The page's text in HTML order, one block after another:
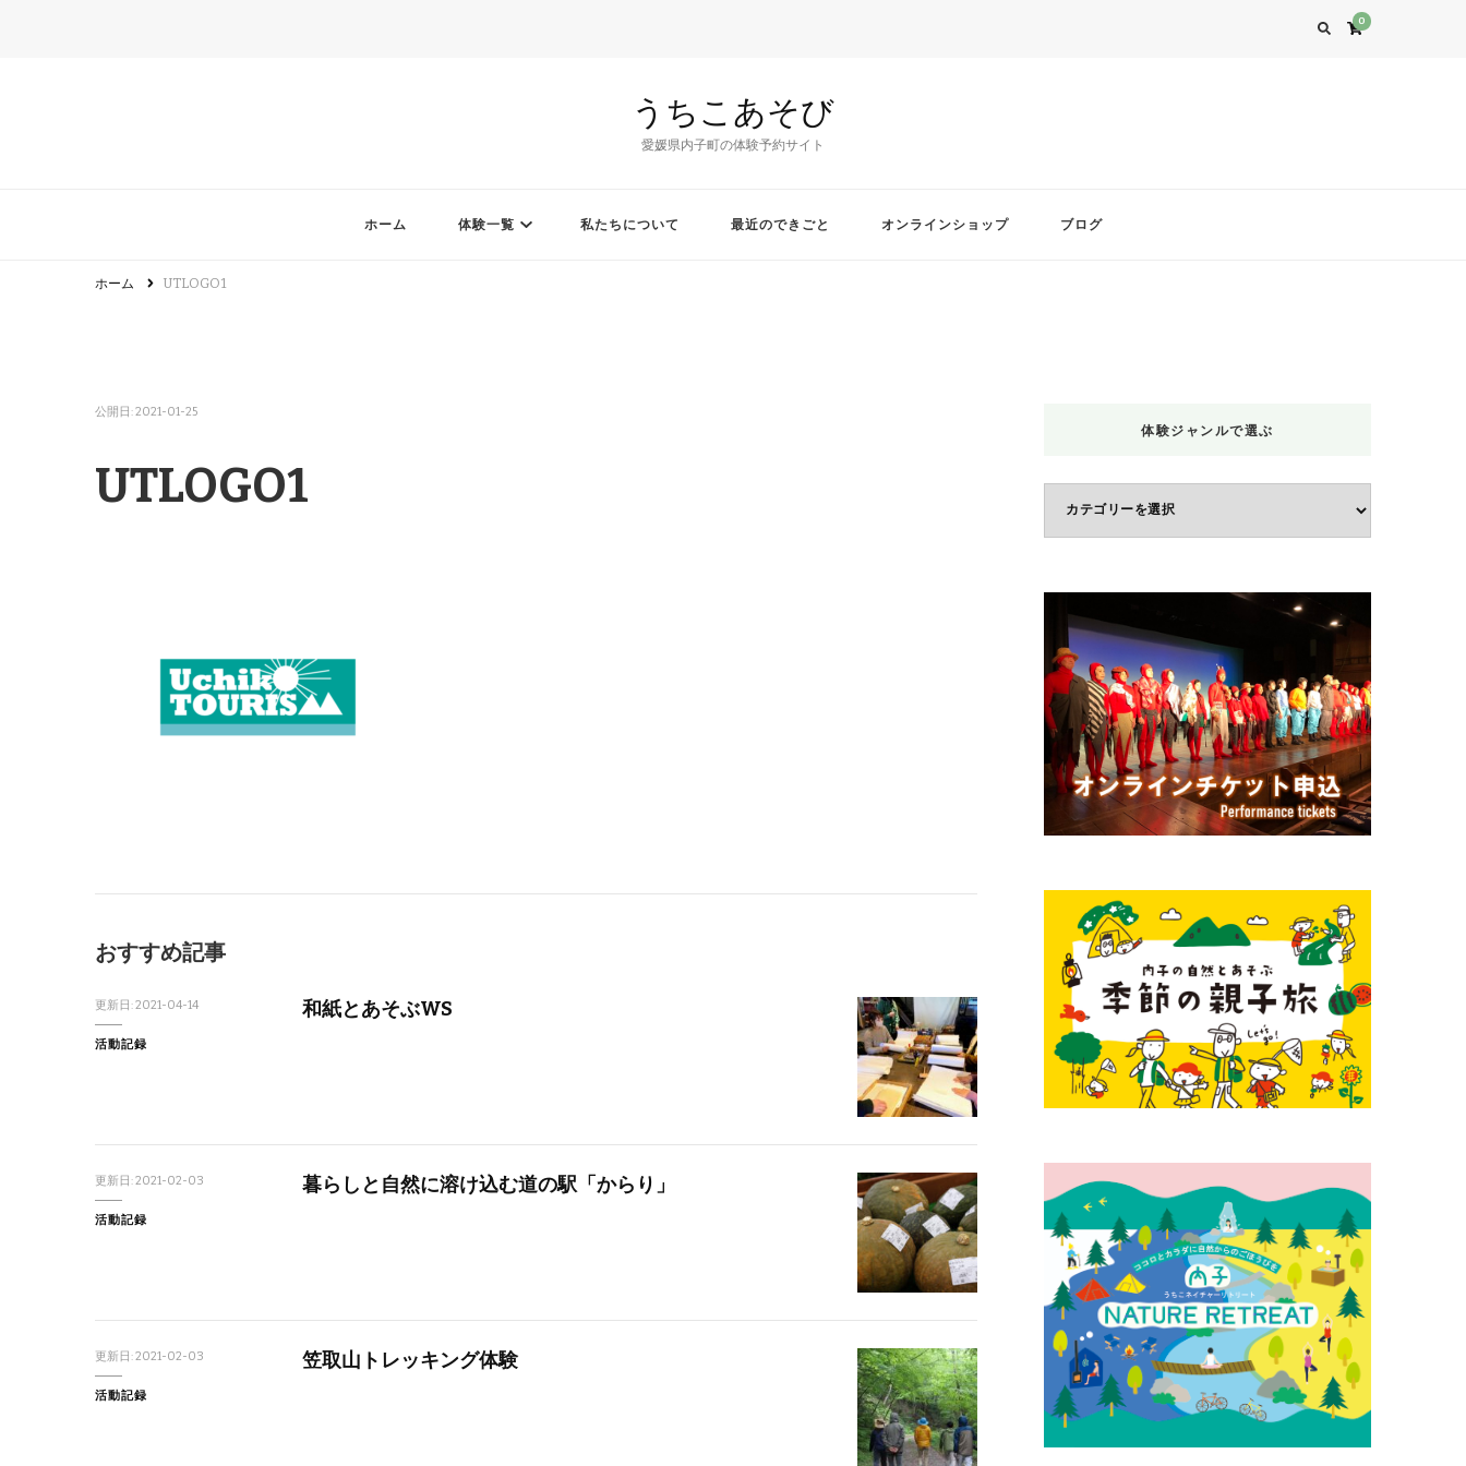
0
うちこあそび
愛媛県内子町の体験予約サイト
ホーム 体験一覧 私たちについて 最近のできごと オンラインショップ ブログ
ホーム UTLOGO1
公開日:2021-01-25
UTLOGO1
おすすめ記事
更新日:2021-04-14
活動記録
和紙とあそぶWS
更新日:2021-02-03
活動記録
暮らしと自然に溶け込む道の駅「からり」
更新日:2021-02-03
活動記録
笠取山トレッキング体験
体験ジャンルで選ぶ
ャ
ル
で
選
ぶ